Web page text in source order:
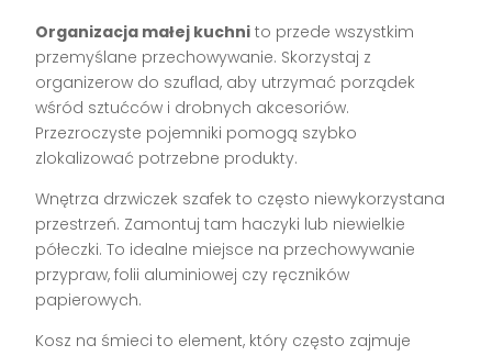
Organizacja małej kuchni to przede wszystkim
przemyślane przechowywanie. Skorzystaj z
organizerow do szuflad, aby utrzymać porządek
wśród sztućców i drobnych akcesoriów.
Przezroczyste pojemniki pomogą szybko
zlokalizować potrzebne produkty.
Wnętrza drzwiczek szafek to często niewykorzystana
przestrzeń. Zamontuj tam haczyki lub niewielkie
półeczki. To idealne miejsce na przechowywanie
przypraw, folii aluminiowej czy ręczników
papierowych.
Kosz na śmieci to element, który często zajmuje